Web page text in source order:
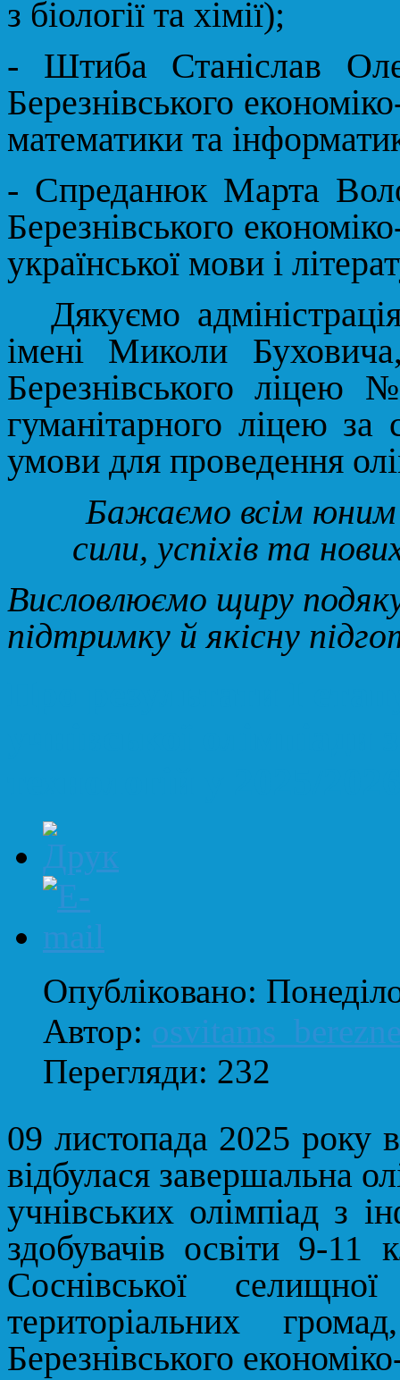
з біології та хімії);
- Штиба Станіслав
Березнівського
математики та
- Спреданюк Марта
Березнівського
української мови і
Дякуємо
імені Миколи
Березнівського ліцею
гуманітарного ліцею за
умови для проведення
Бажаємо всім юним
сили, успіхів та
Висловлюємо щиру
підтримку й якісну
Опубліковано:
Автор:
Перегляди: 232
09 листопада 2025 року в
відбулася завершальна
учнівських олімпіад з
здобувачів освіти 9-11
Соснівської
територіальних
Березнівського